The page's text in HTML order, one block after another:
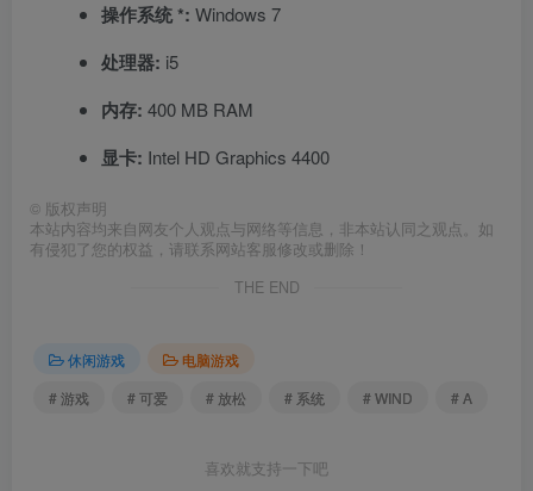
操作系统 *: Windows 7
处理器: i5
内存: 400 MB RAM
显卡: Intel HD Graphics 4400
© 版权声明
本站内容均来自网友个人观点与网络等信息，非本站认同之观点。如
有侵犯了您的权益，请联系网站客服修改或删除！
THE END
休闲游戏
电脑游戏
# 游戏
# 可爱 # 放松 # 系统 # WIND # A
喜欢就支持一下吧